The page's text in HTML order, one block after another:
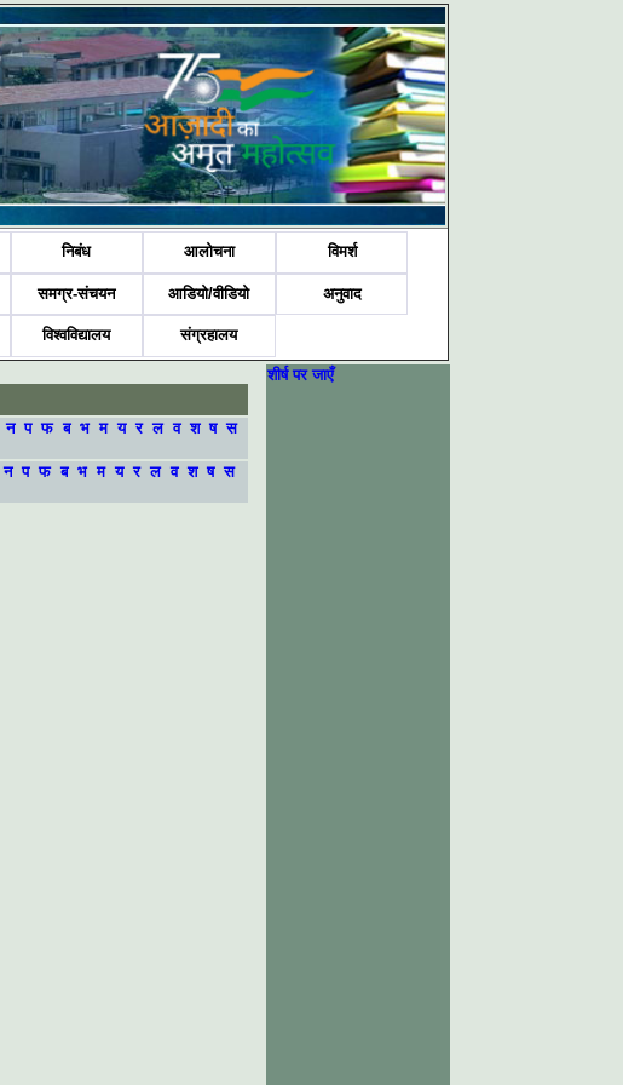
निबंध आलोचना विमर्श
समग्र-संचयन आडियो/वीडियो अनुवाद
विश्वविद्यालय संग्रहालय
न प फ ब भ म य र ल व श ष स
न प फ ब भ म य र ल व श ष स
शीर्ष पर जाएँ